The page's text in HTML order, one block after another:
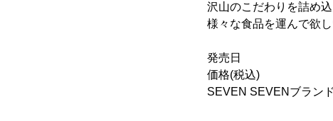
沢山のこだわりを詰め
様々な食品を運んで欲
発売日 ：
価格(税込) ：
SEVEN SEVENブラン